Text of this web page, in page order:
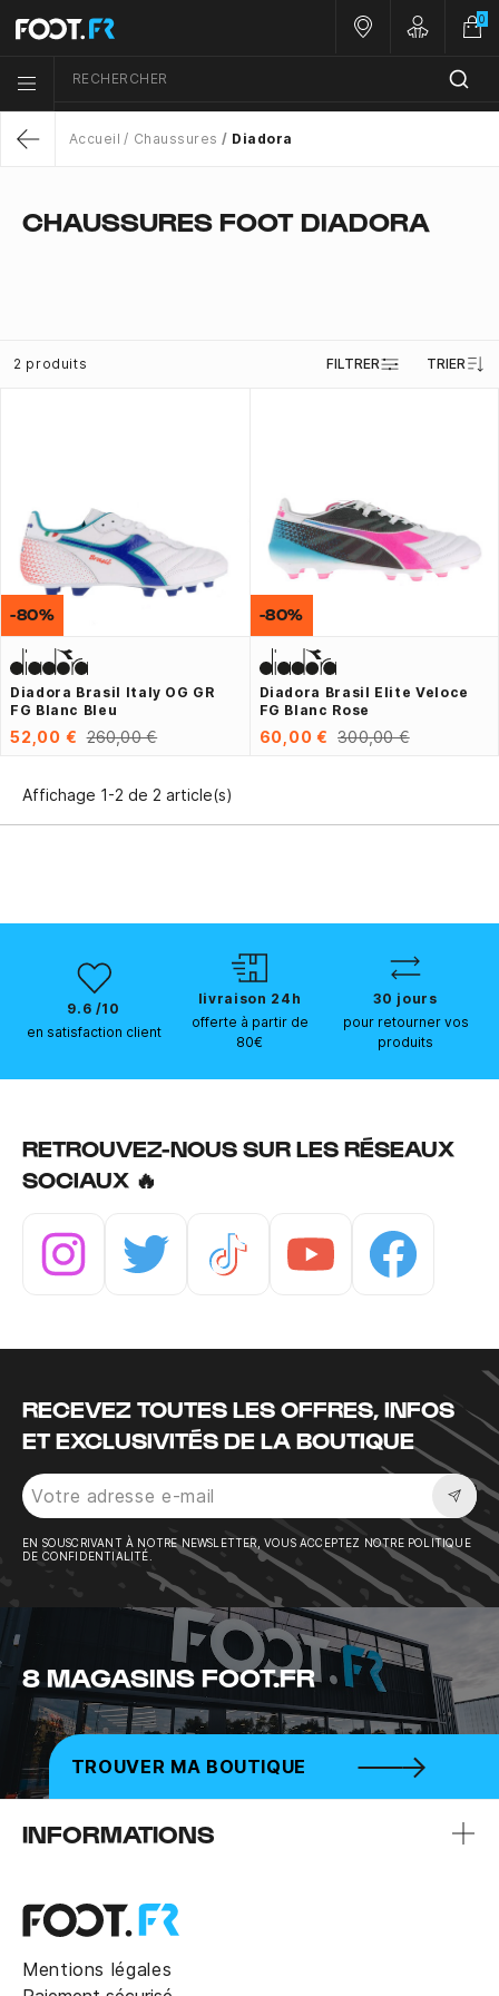
Menu list icon
RECHERCHER
Nos magasins
Customer
0
Accueil Chaussures Diadora
CHAUSSURES FOOT DIADORA
2 produits FILTRER TRIER
Diadora Brasil Italy OG GR
FG Blanc Bleu
52,00 € 260,00 €
-80%
Diadora Brasil Elite Veloce
FG Blanc Rose
60,00 € 300,00 €
-80%
Affichage 1-2 de 2 article(s)
9.6 /10
en satisfaction client
livraison 24h
offerte à partir de
80€
30 jours
pour retourner vos
produits
RETROUVEZ-NOUS SUR LES RÉSEAUX
SOCIAUX 🔥
RECEVEZ TOUTES LES OFFRES, INFOS
ET EXCLUSIVITÉS DE LA BOUTIQUE
EN SOUSCRIVANT À NOTRE NEWSLETTER, VOUS ACCEPTEZ NOTRE POLITIQUE
DE CONFIDENTIALITÉ.
8 MAGASINS FOOT.FR
TROUVER MA BOUTIQUE
INFORMATIONS
Mentions légales